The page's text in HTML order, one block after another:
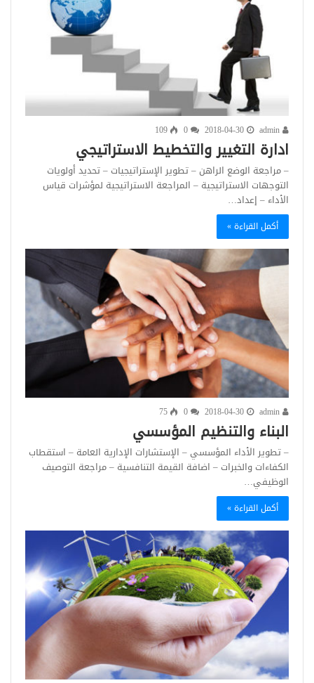
2018-04-30
109
ادارة التغيير والتخطيط الاستراتيجي
– مراجعة الوضع الراهن – تطوير الإستراتيجيات – تحديد أولويات
التوجهات الاستراتيجية – المراجعة الاستراتيجية لمؤشرات قياس
الأداء – إعداد…
أكمل القراءة »
2018-04-30
75
البناء والتنظيم المؤسسي
– تطوير الأداء المؤسسي – الإستشارات الإدارية العامة – استقطاب
الكفاءات والخبرات – اضافة القيمة التنافسية – مراجعة التوصيف
الوظيفي…
أكمل القراءة »